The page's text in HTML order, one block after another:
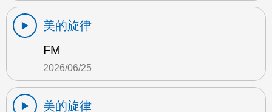
美的旋律
FM
2026/06/25
美的旋律